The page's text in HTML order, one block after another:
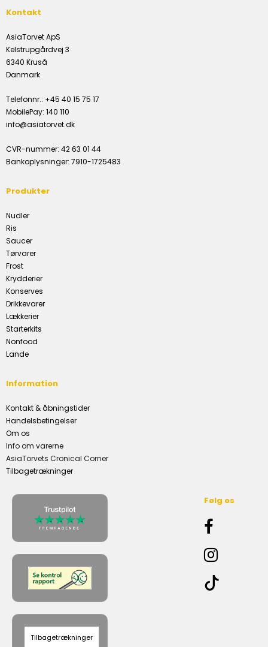
Kontakt
AsiaTorvet ApS
Kelstrupgårdvej 3
6340 Kruså
Danmark
Telefonnr.: +45 40 15 75 17
MobilePay: 140 110
info@asiatorvet.dk
CVR-nummer: 42 63 01 44
Bankoplysninger: 7910-1725483
Produkter
Nudler
Ris
Saucer
Tørvarer
Frost
Krydderier
Konserves
Drikkevarer
Lækkerier
Starterkits
Nonfood
Lande
Information
Kontakt & åbningstider
Handelsbetingelser
Om os
Info om varerne
AsiaTorvets Cronical Corner
Tilbagetrækninger
Tilbagetrækninger
Følg os